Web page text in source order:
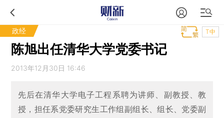
政经 T中
陈旭出任清华大学党委书记
2013年12月30日 16:46
先后在清华大学电子工程系聘为讲师、副教授、教
授，担任系党委研究生工作组副组长、组长、党委副